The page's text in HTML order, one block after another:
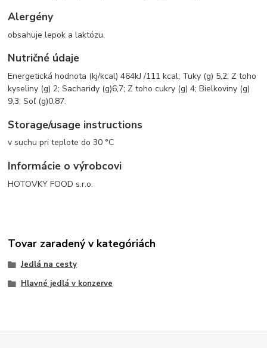
Alergény
obsahuje lepok a laktózu.
Nutričné údaje
Energetická hodnota (kj/kcal) 464kJ /111 kcal; Tuky (g) 5,2; Z toho
kyseliny (g) 2; Sacharidy (g)6,7; Z toho cukry (g) 4; Bielkoviny (g)
9,3; Soľ (g)0,87.
Storage/usage instructions
v suchu pri teplote do 30 °C
Informácie o výrobcovi
HOTOVKY FOOD s.r.o.
Tovar zaradený v kategóriách
Jedlá na cesty
Hlavné jedlá v konzerve